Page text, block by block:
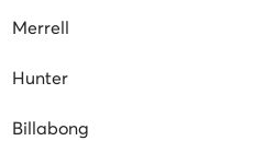
Merrell
Hunter
Billabong